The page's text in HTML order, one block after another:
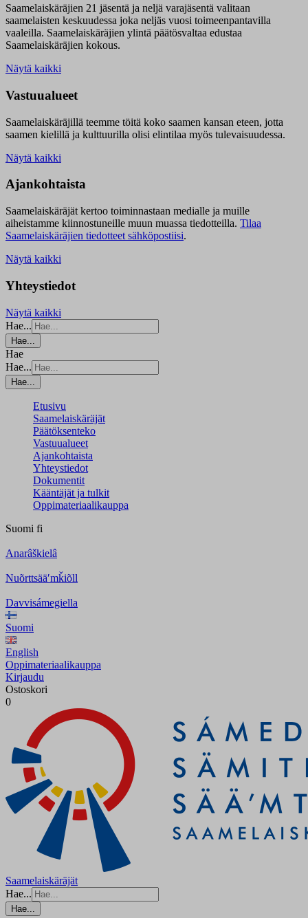
Saamelaiskäräjien 21 jäsentä ja neljä varajäsentä valitaan
saamelaisten keskuudessa joka neljäs vuosi toimeenpantavilla
vaaleilla. Saamelaiskäräjien ylintä päätösvaltaa edustaa
Saamelaiskäräjien kokous.
Näytä kaikki
Vastuualueet
Saamelaiskäräjillä teemme töitä koko saamen kansan eteen, jotta
saamen kielillä ja kulttuurilla olisi elintilaa myös tulevaisuudessa.
Näytä kaikki
Ajankohtaista
Saamelaiskäräjät kertoo toiminnastaan medialle ja muille
aiheistamme kiinnostuneille muun muassa tiedotteilla. Tilaa
Saamelaiskäräjien tiedotteet sähköpostiisi.
Näytä kaikki
Yhteystiedot
Näytä kaikki
Hae...
Hae...
Hae
Hae...
Hae...
Etusivu
Saamelaiskäräjät
Päätöksenteko
Vastuualueet
Ajankohtaista
Yhteystiedot
Dokumentit
Kääntäjät ja tulkit
Oppimateriaalikauppa
Suomi fi
Anarâškielâ
Nuõrttsääʹmǩiõll
Davvisámegiella
Suomi
English
Oppimateriaalikauppa
Kirjaudu
Ostoskori
0
Saamelaiskäräjät
Hae...
Hae...